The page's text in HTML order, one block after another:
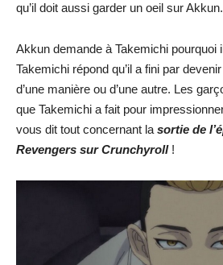
qu’il doit aussi garder un oeil sur Akkun.
Akkun demande à Takemichi pourquoi
Takemichi répond qu’il a fini par
d’une manière ou d’une autre. Les
que Takemichi a fait pour
vous dit tout concernant la sortie de
Revengers sur Crunchyroll !